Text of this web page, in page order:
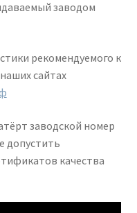
заводом
рекомендуемого к
сайтах
заводской номер
допустить
качества